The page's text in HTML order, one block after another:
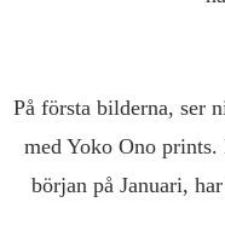
På första bilderna, ser
med Yoko Ono prints.
början på Januari,